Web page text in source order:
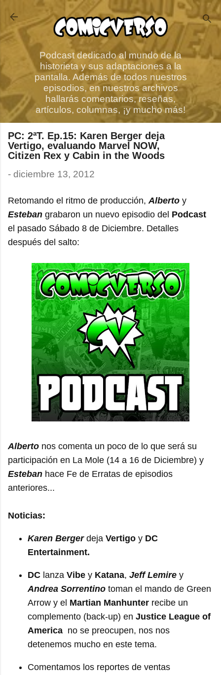
Ir al contenido principal
Podcast dedicado al mundo de la
historieta y sus adaptaciones a la
pantalla. Además de todos nuestros
episodios, en nuestros archivos
hallarás comentarios, reseñas,
artículos, columnas, ¡y mucho más!
PC: 2ªT. Ep.15: Karen Berger deja
Vertigo, evaluando Marvel NOW,
Citizen Rex y Cabin in the Woods
- diciembre 13, 2012
Retomando el ritmo de producción, Alberto y
Esteban grabaron un nuevo episodio del Podcast
el pasado Sábado 8 de Diciembre. Detalles
después del salto:
Alberto nos comenta un poco de lo que será su
participación en La Mole (14 a 16 de Diciembre) y
Esteban hace Fe de Erratas de episodios
anteriores...
Noticias:
Karen Bergerdeja Vertigo y DC
Entertainment.
DC lanza Vibe y Katana, Jeff Lemire y
Andrea Sorrentino toman el mando de Green
Arrow y el Martian Manhunter recibe un
complemento (back-up) en Justice League of
America no se preocupen, nos nos
detenemos mucho en este tema.
Comentamos los reportes de ventas